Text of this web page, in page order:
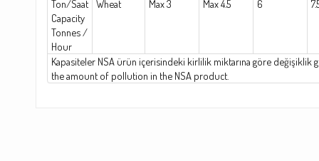
Ton/Saat
Capacity
Tonnes /
Hour
Wheat
Max 3
Max 4.5
6
Kapasiteler NSA ürün içerisindeki kirlilik miktarına göre değişiklik
the amount of pollution in the NSA product.